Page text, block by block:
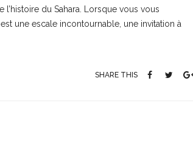
du Sahara. Lorsque vous vous
une escale incontournable, une invitation à
SHARE THIS